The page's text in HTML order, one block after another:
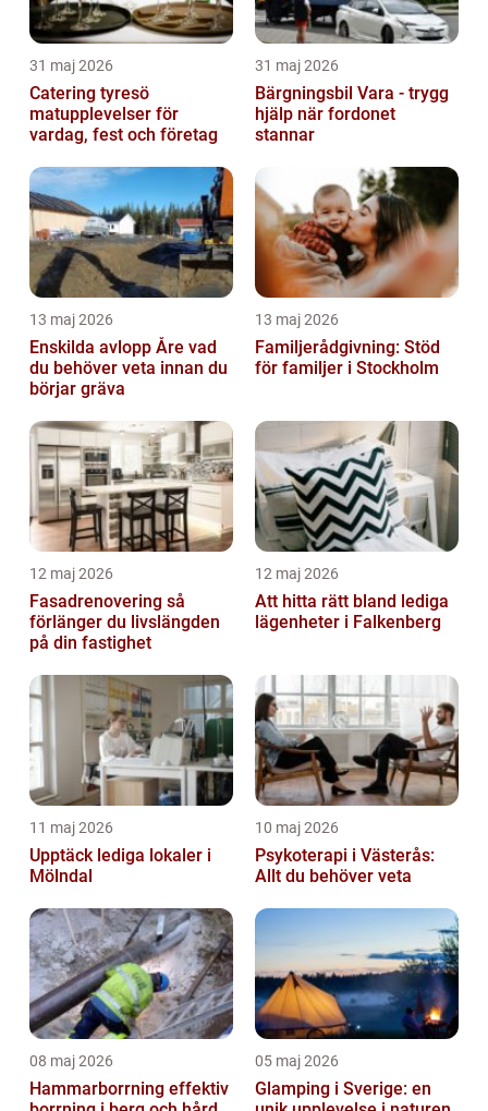
31 maj 2026
Catering tyresö
matupplevelser för
vardag, fest och företag
31 maj 2026
Bärgningsbil Vara - trygg
hjälp när fordonet
stannar
13 maj 2026
Enskilda avlopp Åre vad
du behöver veta innan du
börjar gräva
13 maj 2026
Familjerådgivning: Stöd
för familjer i Stockholm
12 maj 2026
Fasadrenovering så
förlänger du livslängden
på din fastighet
12 maj 2026
Att hitta rätt bland lediga
lägenheter i Falkenberg
11 maj 2026
Upptäck lediga lokaler i
Mölndal
10 maj 2026
Psykoterapi i Västerås:
Allt du behöver veta
08 maj 2026
Hammarborrning effektiv
05 maj 2026
Glamping i Sverige: en